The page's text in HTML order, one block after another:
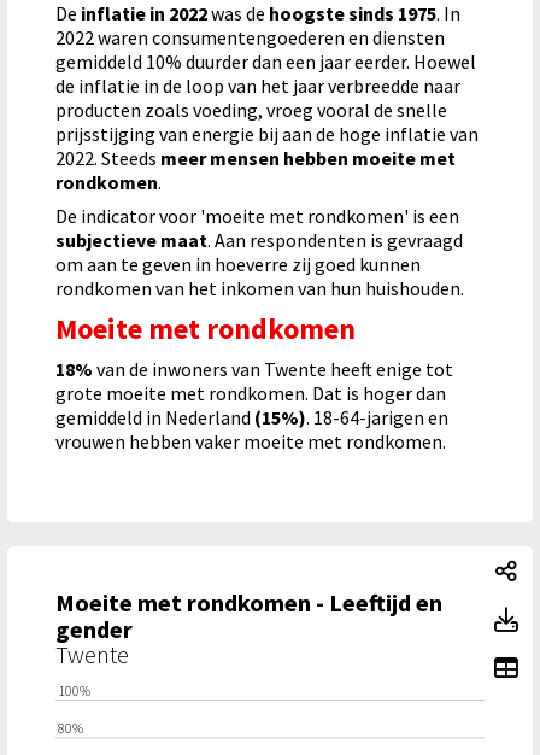
De inflatie in 2022was de hoogste sinds 1975. In
2022 waren consumentengoederen en diensten
gemiddeld 10% duurder dan een jaar eerder. Hoewel
de inflatie in de loop van het jaar verbreedde naar
producten zoals voeding, vroeg vooral de snelle
prijsstijging van energie bij aan de hoge inflatie van
2022. Steeds meer mensen hebben moeite met
rondkomen.
De indicator voor 'moeite met rondkomen' is een
subjectieve maat. Aan respondenten is gevraagd
om aan te geven in hoeverre zij goed kunnen
rondkomen van het inkomen van hun huishouden.
Moeite met rondkomen
18% van de inwoners van Twente heeft enige tot
grote moeite met rondkomen. Dat is hoger dan
gemiddeld in Nederland (15%). 18-64-jarigen en
vrouwen hebben vaker moeite met rondkomen.
Moeite met rondkomen - Leeftijd en
gender
Twente
80%
100%